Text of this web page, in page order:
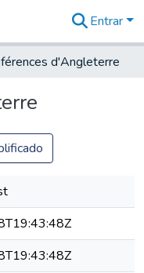
Entrar
d'Angleterre